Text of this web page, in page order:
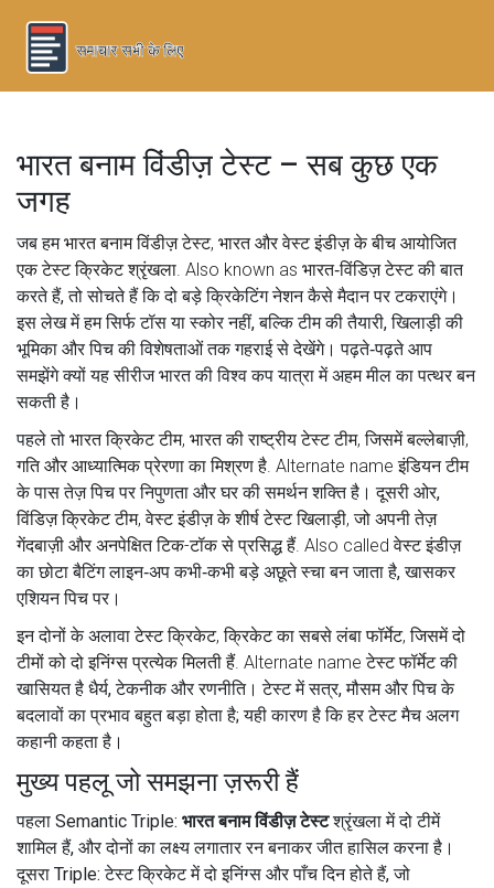
भारत बनाम विंडीज़ टेस्ट – सब कुछ एक
जगह
जब हमभारत बनाम विंडीज़ टेस्ट, भारत और वेस्ट इंडीज़ के बीच आयोजित
एक टेस्ट क्रिकेट श्रृंखला . Also known as भारत‑विंडिज़ टेस्टकी बात
करते हैं, तो सोचते हैं कि दो बड़े क्रिकेटिंग नेशन कैसे मैदान पर टकराएंगे।
इस लेख में हम सिर्फ टॉस या स्कोर नहीं, बल्कि टीम की तैयारी, खिलाड़ी की
भूमिका और पिच की विशेषताओं तक गहराई से देखेंगे। पढ़ते‑पढ़ते आप
समझेंगे क्यों यह सीरीज भारत की विश्व कप यात्रा में अहम मील का पत्थर बन
सकती है।
पहले तो भारत क्रिकेट टीम, भारत की राष्ट्रीय टेस्ट टीम, जिसमें बल्लेबाज़ी,
गति और आध्यात्मिक प्रेरणा का मिश्रण है . Alternate nameइंडियन टीम
के पास तेज़ पिच पर निपुणता और घर की समर्थन शक्ति है। दूसरी ओर,
विंडिज़ क्रिकेट टीम,वेस्ट इंडीज़ के शीर्ष टेस्ट खिलाड़ी, जो अपनी तेज़
गेंदबाज़ी और अनपेक्षित टिक-टॉक से प्रसिद्ध हैं. Also calledवेस्ट इंडीज़
का छोटा बैटिंग लाइन‑अप कभी‑कभी बड़े अछूते स्चा बन जाता है, खासकर
एशियन पिच पर।
इन दोनों के अलावाटेस्ट क्रिकेट,क्रिकेट का सबसे लंबा फॉर्मेट, जिसमें दो
टीमों को दो इनिंग्स प्रत्येक मिलती हैं. Alternate nameटेस्ट फॉर्मेटकी
खासियत है धैर्य, टेकनीक और रणनीति। टेस्ट में सत्र, मौसम और पिच के
बदलावों का प्रभाव बहुत बड़ा होता है; यही कारण है कि हर टेस्ट मैच अलग
कहानी कहता है।
मुख्य पहलू जो समझना ज़रूरी हैं
पहला Semantic Triple: भारत बनाम विंडीज़ टेस्टश्रृंखला में दो टीमें
शामिल हैं, और दोनों का लक्ष्य लगातार रन बनाकर जीत हासिल करना है।
दूसरा Triple: टेस्ट क्रिकेट में दो इनिंग्स और पाँच दिन होते हैं, जो